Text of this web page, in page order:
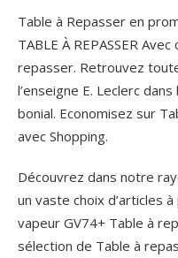
Table à Repasser en
TABLE À REPASSER
repasser. Retrouvez
l’enseigne E. Leclerc
bonial. Economisez sur
avec Shopping.
Découvrez dans notre
un vaste choix d’articles
vapeur GV74+ Table à
sélection de Table à